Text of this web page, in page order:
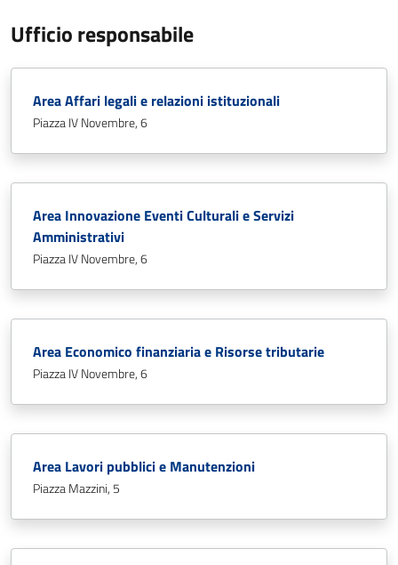
Ufficio responsabile
Area Affari legali e relazioni istituzionali
Piazza IV Novembre, 6
Area Innovazione Eventi Culturali e Servizi
Amministrativi
Piazza IV Novembre, 6
Area Economico finanziaria e Risorse tributarie
Piazza IV Novembre, 6
Area Lavori pubblici e Manutenzioni
Piazza Mazzini, 5